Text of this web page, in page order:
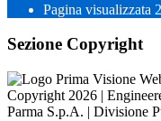
Pagina visualizzata
Sezione Copyright
Copyright 2026 |
Parma S.p.A. | Divisione